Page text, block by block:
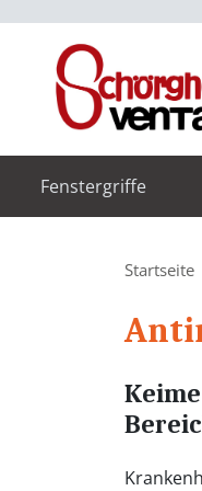
Fenstergriffe
Startseite